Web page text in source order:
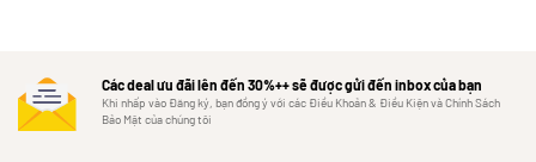
Các deal ưu đãi lên đến 30%++ sẽ được gửi đến inbox của bạn
Khi nhấp vào Đăng ký, bạn đồng ý với các Điều Khoản & Điều Kiện và Chính Sách
Bảo Mật của chúng tôi